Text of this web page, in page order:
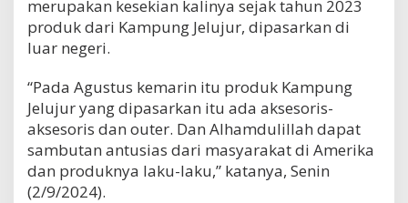
merupakan kesekian kalinya sejak tahun 2023
produk dari Kampung Jelujur, dipasarkan di
luar negeri.
“Pada Agustus kemarin itu produk Kampung
Jelujur yang dipasarkan itu ada aksesoris-
aksesoris dan outer. Dan Alhamdulillah dapat
sambutan antusias dari masyarakat di Amerika
dan produknya laku-laku,” katanya, Senin
(2/9/2024).